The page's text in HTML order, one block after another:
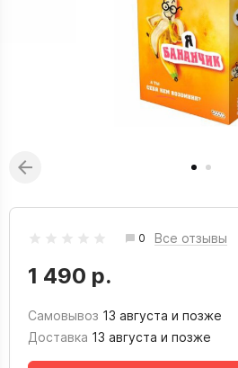
0 Все отзывы
1 490 р.
Самовывоз 13 августа и позже
Доставка 13 августа и позже